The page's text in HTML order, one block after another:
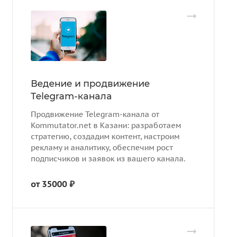
Ведение и продвижение
Telegram-канала
Продвижение Telegram-канала от
Kommutator.net в Казани: разработаем
стратегию, создадим контент, настроим
рекламу и аналитику, обеспечим рост
подписчиков и заявок из вашего канала.
от 35000 ₽